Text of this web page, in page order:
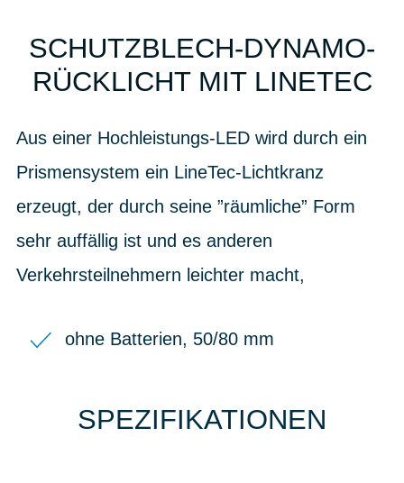
SCHUTZBLECH-DYNAMO-
RÜCKLICHT MIT LINETEC
Aus einer Hochleistungs-LED wird durch ein
Prismensystem ein LineTec-Lichtkranz
erzeugt, der durch seine ”räumliche” Form
sehr auffällig ist und es anderen
Verkehrsteilnehmern leichter macht,
ohne Batterien, 50/80 mm
SPEZIFIKATIONEN